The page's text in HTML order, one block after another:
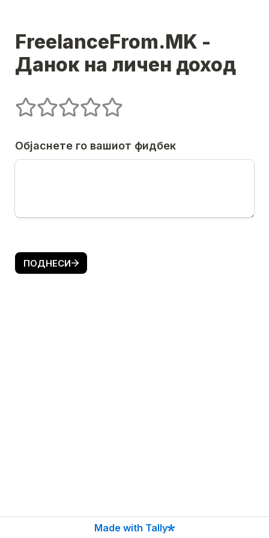
FreelanceFrom.MK -
Данок на личен доход
Untitled rating field
1 stars2 stars3 stars4 stars5 stars
Објаснете го вашиот фидбек
ПОДНЕСИ
Made with Tally